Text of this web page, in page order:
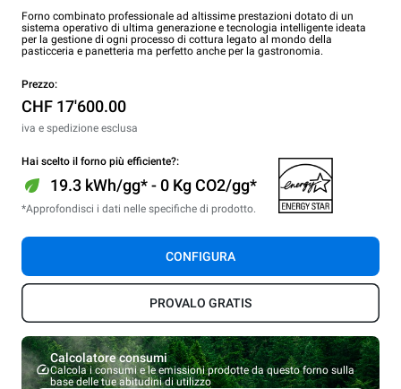
Forno combinato professionale ad altissime prestazioni dotato di un
sistema operativo di ultima generazione e tecnologia intelligente ideata
per la gestione di ogni processo di cottura legato al mondo della
pasticceria e panetteria ma perfetto anche per la gastronomia.
Prezzo:
CHF 17'600.00
iva e spedizione esclusa
Hai scelto il forno più efficiente?:
19.3 kWh/gg* - 0 Kg CO2/gg*
*Approfondisci i dati nelle specifiche di prodotto.
CONFIGURA
PROVALO GRATIS
Calcolatore consumi
Calcola i consumi e le emissioni prodotte da questo forno sulla
base delle tue abitudini di utilizzo